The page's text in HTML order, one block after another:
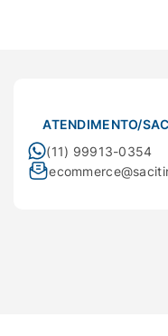
ATENDIMENTO/SAC
(11) 99913-0354